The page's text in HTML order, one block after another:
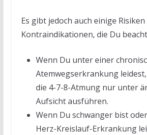
Es gibt jedoch auch einige
Kontraindikationen, die Du
Wenn Du unter einer
Atemwegserkrankung
die 4-7-8-Atmung nur unter
Aufsicht ausführen.
Wenn Du schwanger bist
Herz-Kreislauf-Erkrankung